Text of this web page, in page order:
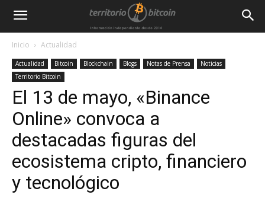
Inicio Actualidad
Actualidad Bitcoin Blockchain Blogs Notas de Prensa
Noticias
Territorio Bitcoin
El 13 de mayo, «Binance
Online» convoca a
destacadas figuras del
ecosistema cripto, financiero
y tecnológico